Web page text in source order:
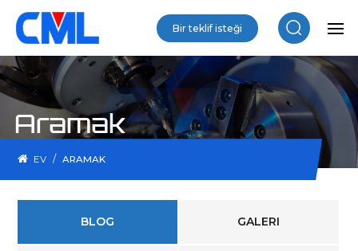
Bir teklif isteği
Aramak
EV / ARAMAK
BLOG GALERI